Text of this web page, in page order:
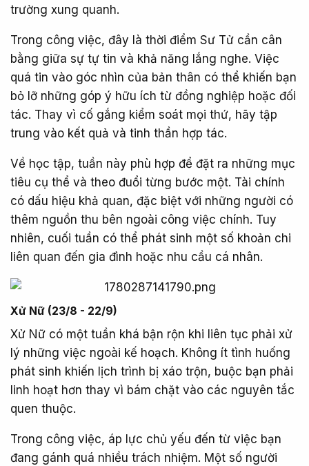
trường xung quanh.
Trong công việc, đây là thời điểm Sư Tử cần cân
bằng giữa sự tự tin và khả năng lắng nghe. Việc
quá tin vào góc nhìn của bản thân có thể khiến bạn
bỏ lỡ những góp ý hữu ích từ đồng nghiệp hoặc đối
tác. Thay vì cố gắng kiểm soát mọi thứ, hãy tập
trung vào kết quả và tinh thần hợp tác.
Về học tập, tuần này phù hợp để đặt ra những mục
tiêu cụ thể và theo đuổi từng bước một. Tài chính
có dấu hiệu khả quan, đặc biệt với những người có
thêm nguồn thu bên ngoài công việc chính. Tuy
nhiên, cuối tuần có thể phát sinh một số khoản chi
liên quan đến gia đình hoặc nhu cầu cá nhân.
Xử Nữ (23/8 - 22/9)​
Xử Nữ có một tuần khá bận rộn khi liên tục phải xử
lý những việc ngoài kế hoạch. Không ít tình huống
phát sinh khiến lịch trình bị xáo trộn, buộc bạn phải
linh hoạt hơn thay vì bám chặt vào các nguyên tắc
quen thuộc.
Trong công việc, áp lực chủ yếu đến từ việc bạn
đang gánh quá nhiều trách nhiệm. Một số người